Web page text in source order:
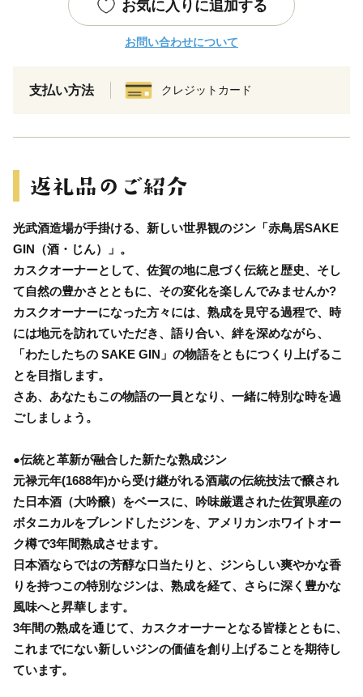
お気に入りに追加する
お問い合わせについて
支払い方法 クレジットカード
光武酒造場が手掛ける、新しい世界観のジン「赤鳥居SAKE
GIN（酒・じん）」。
カスクオーナーとして、佐賀の地に息づく伝統と歴史、そし
て自然の豊かさとともに、その変化を楽しんでみませんか?
カスクオーナーになった方々には、熟成を見守る過程で、時
には地元を訪れていただき、語り合い、絆を深めながら、
「わたしたちの SAKE GIN」の物語をともにつくり上げるこ
とを目指します。
さあ、あなたもこの物語の一員となり、一緒に特別な時を過
ごしましょう。
●伝統と革新が融合した新たな熟成ジン
元禄元年(1688年)から受け継がれる酒蔵の伝統技法で醸され
た日本酒（大吟醸）をベースに、吟味厳選された佐賀県産の
ボタニカルをブレンドしたジンを、アメリカンホワイトオー
ク樽で3年間熟成させます。
日本酒ならではの芳醇な口当たりと、ジンらしい爽やかな香
りを持つこの特別なジンは、熟成を経て、さらに深く豊かな
風味へと昇華します。
3年間の熟成を通じて、カスクオーナーとなる皆様とともに、
これまでにない新しいジンの価値を創り上げることを期待し
ています。